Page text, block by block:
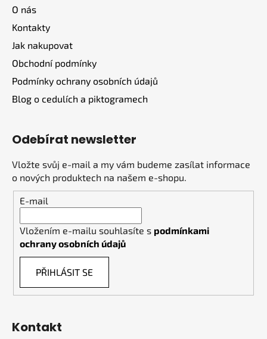
O nás
Kontakty
Jak nakupovat
Obchodní podmínky
Podmínky ochrany osobních údajů
Blog o cedulích a piktogramech
Odebírat newsletter
Vložte svůj e-mail a my vám budeme zasílat informace
o nových produktech na našem e-shopu.
E-mail
Vložením e-mailu souhlasíte s podmínkami
ochrany osobních údajů
PŘIHLÁSIT SE
Kontakt